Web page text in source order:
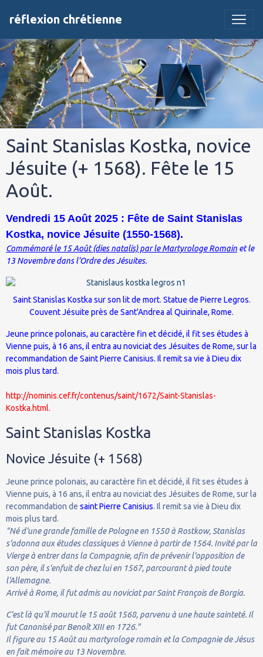
réflexion chrétienne
Saint Stanislas Kostka, novice
Jésuite (+ 1568). Fête le 15
Août.
Vendredi 15 Août 2025 : Fête de Saint Stanislas
Kostka, novice Jésuite (1550-1568).
Commémoré le 15 Août (dies natalis) par le Martyrologe Romain et le
13 Novembre dans l’Ordre des Jésuites.
Saint Stanislas Kostka sur son lit de mort. Statue de Pierre Legros.
Couvent Jésuite près de Sant'Andrea al Quirinale, Rome.
Jeune prince polonais, au caractère fin et décidé, il fit ses études à
Vienne puis, à 16 ans, il entra au noviciat des Jésuites de Rome, sur la
recommandation de Saint Pierre Canisius. Il remit sa vie à Dieu dix
mois plus tard.
http://nominis.cef.fr/contenus/saint/1672/Saint-Stanislas-
Kostka.html.
Saint Stanislas Kostka
Novice Jésuite (+ 1568)
Jeune prince polonais, au caractère fin et décidé, il fit ses études à
Vienne puis, à 16 ans, il entra au noviciat des Jésuites de Rome, sur la
recommandation de saint Pierre Canisius. Il remit sa vie à Dieu dix
mois plus tard.
"Né d'une grande famille de Pologne en 1550 à Rostkow, Stanislas
s'adonna aux études classiques à Vienne à partir de 1564. Invité par la
Vierge à entrer dans la Compagnie, afin de prévenir l'opposition de
son père, il s'enfuit de chez lui en 1567, parcourant à pied toute
l'Allemagne.
Arrivé à Rome, il fut admis au noviciat par Saint François de Borgia.
C'est là qu'il mourut le 15 août 1568, parvenu à une haute sainteté. Il
fut Canonisé par Benoît XIII en 1726."
Il figure au 15 Août au martyrologe romain et la Compagnie de Jésus
en fait mémoire au 13 Novembre.